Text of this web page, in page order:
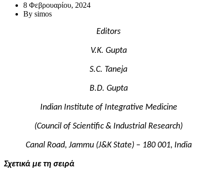
8 Φεβρουαρίου, 2024
By simos
Editors
V.K. Gupta
S.C. Taneja
B.D. Gupta
Indian Institute of Integrative Medicine
(Council of Scientific & Industrial Research)
Canal Road, Jammu (J&K State) – 180 001, India
Σχετικά με τη σειρά